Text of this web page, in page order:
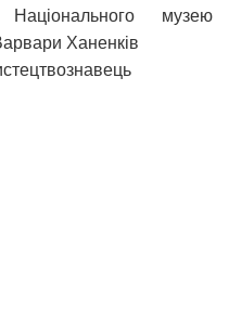
Національного музею
Ханенків